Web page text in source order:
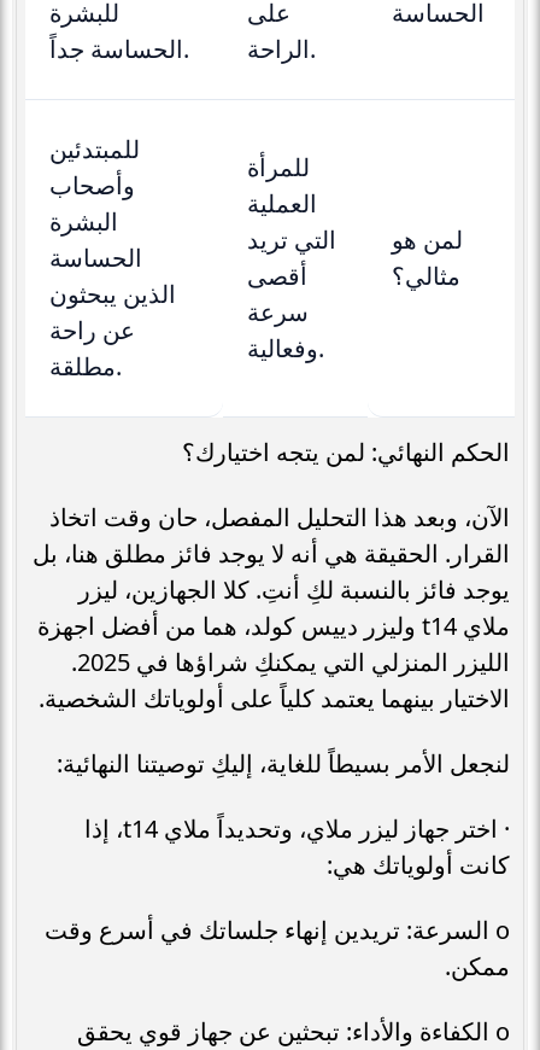
الحساسة
على
الراحة.
للبشرة
الحساسة جداً.
لمن هو
مثالي؟
للمرأة
العملية
التي تريد
أقصى
سرعة
وفعالية.
للمبتدئين
وأصحاب
البشرة
الحساسة
الذين يبحثون
عن راحة
مطلقة.
الحكم النهائي: لمن يتجه اختيارك؟
الآن، وبعد هذا التحليل المفصل، حان وقت اتخاذ
القرار. الحقيقة هي أنه لا يوجد فائز مطلق هنا، بل
يوجد فائز بالنسبة لكِ أنتِ. كلا الجهازين، ليزر
ملاي t14 وليزر دييس كولد، هما من أفضل اجهزة
الليزر المنزلي التي يمكنكِ شراؤها في 2025.
الاختيار بينهما يعتمد كلياً على أولوياتك الشخصية.
لنجعل الأمر بسيطاً للغاية، إليكِ توصيتنا النهائية:
· اختر جهاز ليزر ملاي، وتحديداً ملاي t14، إذا
كانت أولوياتك هي:
o السرعة: تريدين إنهاء جلساتك في أسرع وقت
ممكن.
o الكفاءة والأداء: تبحثين عن جهاز قوي يحقق